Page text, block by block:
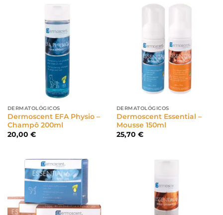
DERMATOLÓGICOS
Dermoscent EFA Physio –
Champô 200ml
20,00 €
DERMATOLÓGICOS
Dermoscent Essential –
Mousse 150ml
25,70 €